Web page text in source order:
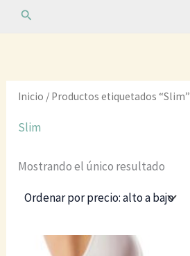
Buscar
Inicio / Productos etiquetados “Slim”
Slim
Mostrando el único resultado